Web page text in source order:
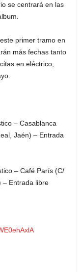
se centrará en las
primer tramo en
más fechas tanto
en eléctrico,
– Casablanca
Jaén) – Entrada
– Café París (C/
– Entrada libre